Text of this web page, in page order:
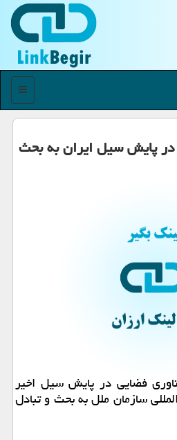
منو
در پایش سیل ایران به بحث
فضایی در پایش سیل اخیر
سازمان ملل به بحث و تبادل